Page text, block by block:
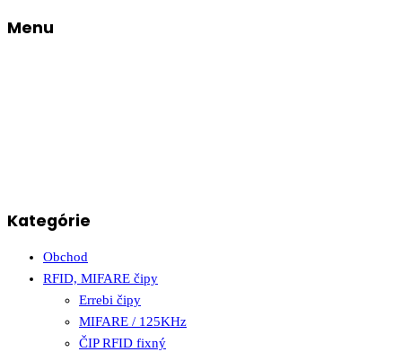
Menu
Kategórie
Obchod
RFID, MIFARE čipy
Errebi čipy
MIFARE / 125KHz
ČIP RFID fixný